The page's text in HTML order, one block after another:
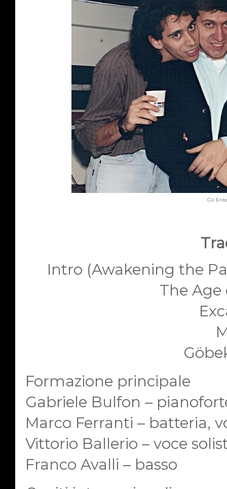
Gli
Intro (Awakening the
The Age
Formazione principale
Gabriele Bulfon –
Marco Ferranti – batteria,
Vittorio Ballerio – voce
Franco Avalli – basso